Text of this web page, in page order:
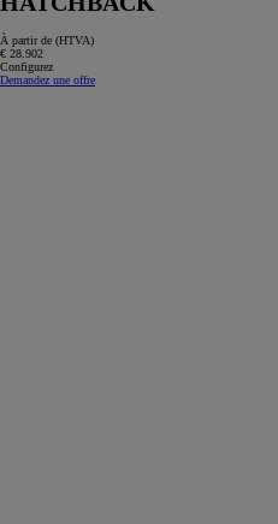
À partir de (HTVA)
€ 28.902
Configurez
Demandez une offre